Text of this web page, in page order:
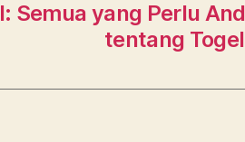
Semua yang Perlu
tentang